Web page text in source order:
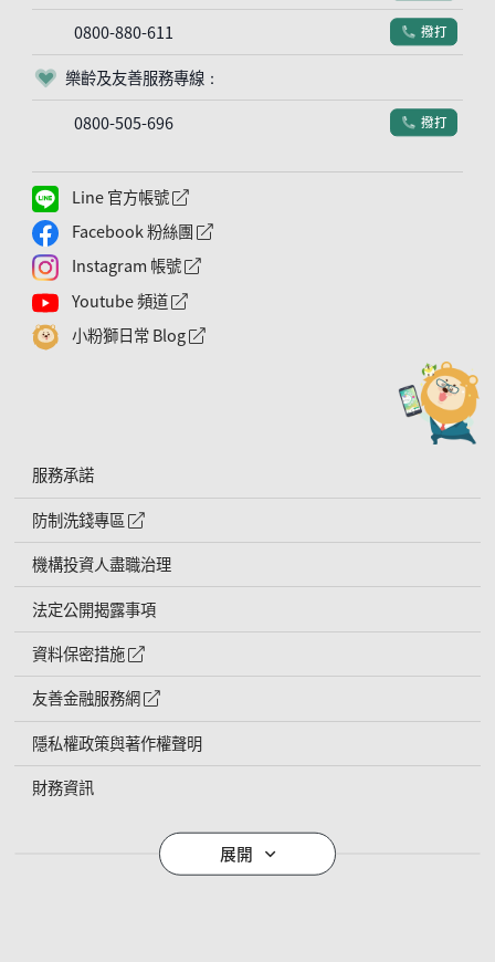
0800-880-611 電話符號
撥打
客服符號
樂齡及友善服務專線：
0800-505-696
電話符號
撥打
Line 官方帳號 外網連結符號
Facebook 粉絲團 外網連結符號
Instagram 帳號 外網連結符號
Youtube 頻道 外網連結符號
小粉獅日常 Blog 外網連結符號
服務承諾
防制洗錢專區
外網連結符號
機構投資人盡職治理
法定公開揭露事項
資料保密措施
外網連結符號
友善金融服務網 外網連結符號
隱私權政策與著作權聲明
財務資訊
導覽列